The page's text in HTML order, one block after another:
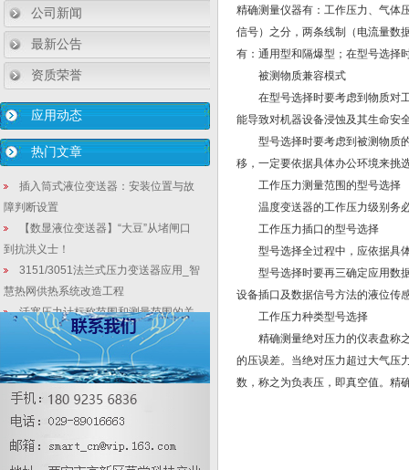
公司新闻
最新公告
资质荣誉
应用动态
热门文章
插入筒式液位变送器：安装位置与故
障判断设置
【数显液位变送器】“大豆”从堵闸口
到抗洪义士！
3151/3051法兰式压力变送器应用_智
慧热网供热系统改造工程
活塞压力计标称范围和测量范围的关
顶装式差压变送器_化工分离罐密度仪
表测量
隔膜式一体化压力变送器2088压力变
送器
稳定型数显液位计_电容式稳定差压变
精确测量仪器有：工作压力、气体
信号）之分，两条线制（电流量数
有：通用型和隔爆型；在型号选择
被测物质兼容模式
在型号选择时要考虑到物质对工
能导致对机器设备浸蚀及其生命安
型号选择时要考虑到被测物质的
移，一定要依据具体办公环境来挑
工作压力测量范围的型号选择
温度变送器的工作压力级别务必
工作压力插口的型号选择
型号选择全过程中，应依据具体
型号选择时要再三确定应用数据
设备插口及数据信号方法的液位传
工作压力种类型号选择
精确测量绝对压力的仪表盘称之
的压误差。当绝对压力超过大气压
数，称之为负表压，即真空值。精